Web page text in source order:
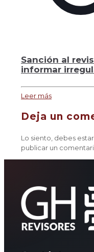
Sanción al
informar
Leer más
Deja un
Lo siento, debes estar
publicar un